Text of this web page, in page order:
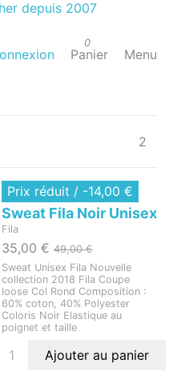
depuis 2007
0
Panier
Menu
2
Prix réduit / -14,00 €
Sweats Homme
Sweat Fila Noir Unisex
Fila
35,00 € 49,00 €
Sweat Unisex Fila Nouvelle
collection 2018 Fila Coupe
loose Col Rond Composition :
60% coton, 40% Polyester
Coloris Noir Elastique au
poignet et taille
Ajouter au panier